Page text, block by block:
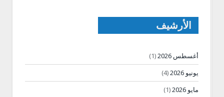
الأرشيف
أغسطس 2026
(1)
يونيو 2026
(4)
مايو 2026
(1)